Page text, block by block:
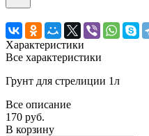
Характеристики
Все характеристики
Грунт для стрелиции 1л
Все описание
170 руб.
В корзину